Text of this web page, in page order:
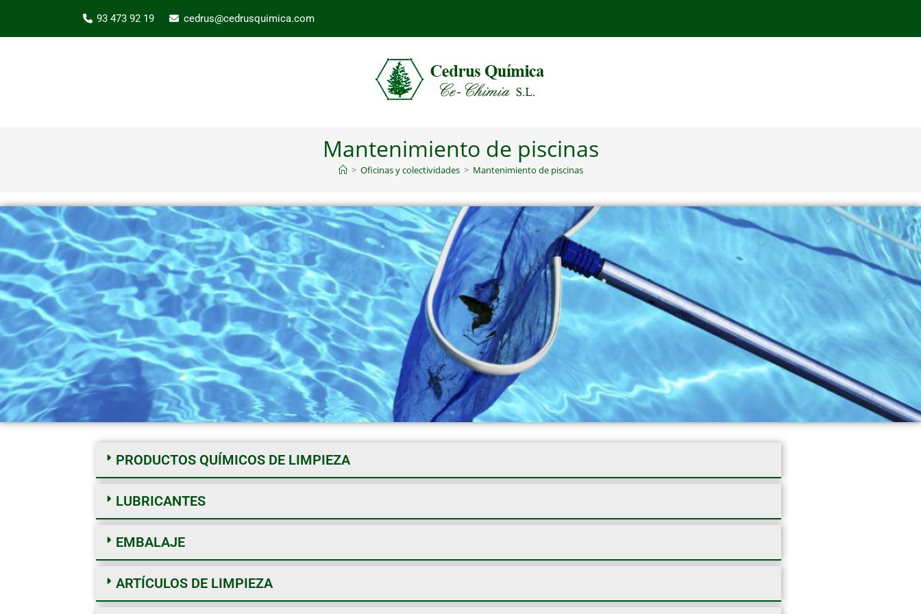
93 473 92 19 cedrus@cedrusquimica.com
Mantenimiento de piscinas
> Oficinas y colectividades > Mantenimiento de piscinas
PRODUCTOS QUÍMICOS DE LIMPIEZA
LUBRICANTES
EMBALAJE
ARTÍCULOS DE LIMPIEZA